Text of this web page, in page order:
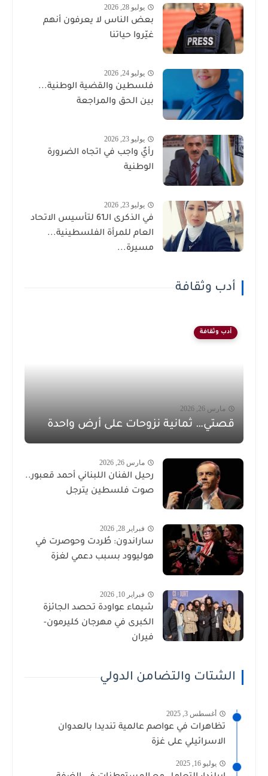
يوليو 28, 2026
بعض الناس لا يعرفون أنهم
غيّروا حياتنا
يوليو 24, 2026
فلسطين والقضية الوطنية...
بين الحق والمراجعة
يوليو 23, 2026
رأيٌ واجب في اتجاه الضرورة
الوطنية
يوليو 23, 2026
في الذكرى الـ61 لتأسيس الاتحاد
العام للمرأة الفلسطينية...
مسيرة...
أدب وثقافة
أدب وثقافة
مارس 26, 2026
قصتي… ثمانية نزوحات على أرض واحدة
مارس 26, 2026
رحيل الفنان اللبناني أحمد قعبور..
صوت فلسطين يترجل
فبراير 28, 2026
ساراندون: طُردت وحوصرت في
هوليوود بسبب دعمي لغزة
فبراير 10, 2026
شيماء عواودة تحصد الجائزة
الكبرى في مهرجان كليرمون-
فيران
الشتات والتضامن الدولي
أغسطس 3, 2025
تظاهرات في عواصم عالمية تنديدا بالعدوان
الاسرائيلي على غزة
يوليو 16, 2025